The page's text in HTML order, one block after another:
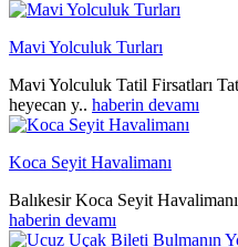
Mavi Yolculuk Turları
Mavi Yolculuk Tatil Firsatları
heyecan y.. haberin devamı
Koca Seyit Havalimanı
Balıkesir Koca Seyit
haberin devamı